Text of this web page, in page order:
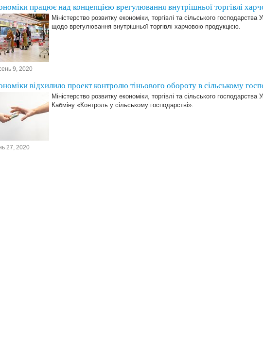
працює над концепцією врегулювання внутрішньої торгівлі
Міністерство розвитку економіки, торгівлі та сільського господарства
щодо врегулювання внутрішньої торгівлі харчовою продукцією.
9, 2020
відхилило проект контролю тіньового обороту в сільському
Міністерство розвитку економіки, торгівлі та сільського господарства
Кабміну «Контроль у сільському господарстві».
27, 2020